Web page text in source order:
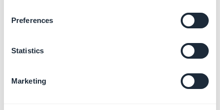
Preferences
Statistics
Marketing